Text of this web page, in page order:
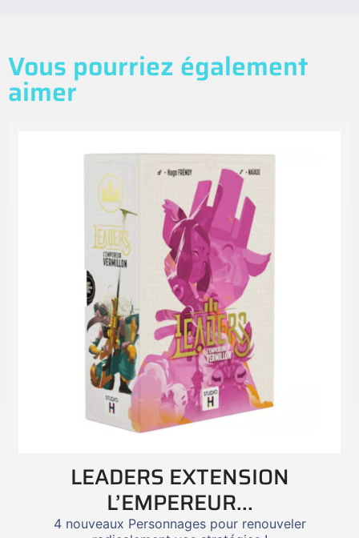
Vous pourriez également
aimer
LEADERS EXTENSION
L’EMPEREUR...
4 nouveaux Personnages pour renouveler